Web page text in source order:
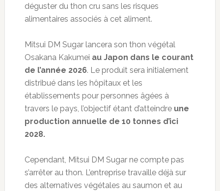
déguster du thon cru sans les risques
alimentaires associés à cet aliment.
Mitsui DM Sugar lancera son thon végétal
Osakana Kakumei au Japon dans le courant
de l’année 2026. Le produit sera initialement
distribué dans les hôpitaux et les
établissements pour personnes âgées à
travers le pays, l’objectif étant d’atteindre une
production annuelle de 10 tonnes d’ici
2028.
Cependant, Mitsui DM Sugar ne compte pas
s’arrêter au thon. L’entreprise travaille déjà sur
des alternatives végétales au saumon et au